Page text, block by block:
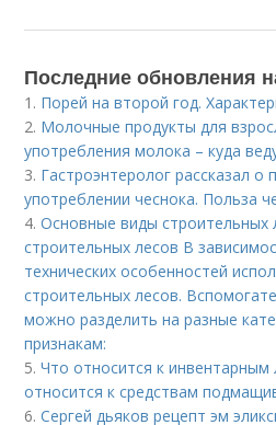
Последние обновления
1. Порей на второй год.
2. Молочные продукты для
употребления молока – куда
3. Гастроэнтеролог рассказал о
употреблении чеснока. Польза
4.Основные виды строительных
строительных лесов В
технических особенностей
строительных лесов.
можно разделить на разные
признакам:
5.Что относится к
относится к средствам
6.Сергей дьяков рецепт эм